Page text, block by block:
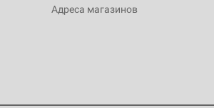
Адреса магазинов